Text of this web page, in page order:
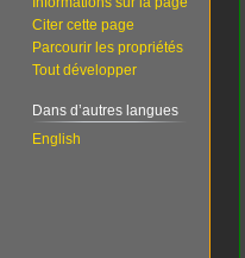
Citer cette page
Parcourir les propriétés
Tout développer
Dans d’autres langues
English